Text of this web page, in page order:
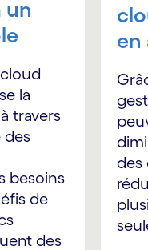
un
la
travers
des
besoins
de
des
en
des